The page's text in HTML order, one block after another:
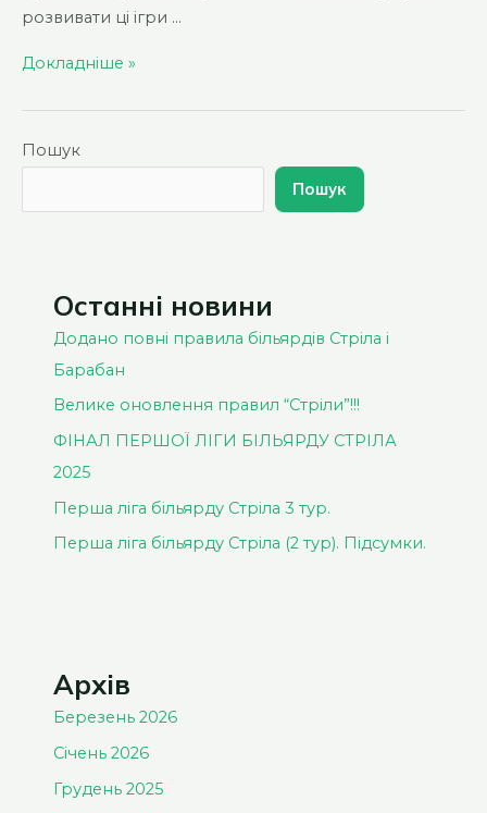
розвивати ці ігри …
Опубліковано
Барабан
Докладніше »
Пошук
Пошук
Останні новини
Додано повні правила більярдів Стріла і
Барабан
Велике оновлення правил “Стріли”!!!
ФІНАЛ ПЕРШОЇ ЛІГИ БІЛЬЯРДУ СТРІЛА
2025
Перша ліга більярду Стріла 3 тур.
Перша ліга більярду Стріла (2 тур). Підсумки.
Архів
Березень 2026
Січень 2026
Грудень 2025